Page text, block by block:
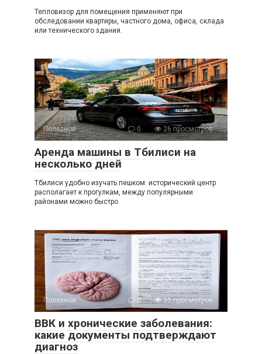
Тепловизор для помещения применяют при
обследовании квартиры, частного дома, офиса, склада
или технического здания.
Полезное 0 26 просмотров
Аренда машины в Тбилиси на
несколько дней
Тбилиси удобно изучать пешком: исторический центр
располагает к прогулкам, между популярными
районами можно быстро
Полезное 0 35 просмотров
ВВК и хронические заболевания:
какие документы подтверждают
диагноз